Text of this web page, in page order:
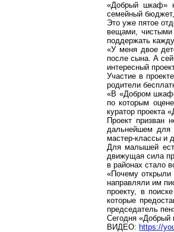
«Добрый шкаф»
семейный
Это уже пятое
вещами, чистыми
поддержать
«У меня двое
после сына. А
интересный
Участие в
родители
«В «Добром
по которым
куратор проекта
Проект призван
дальнейшем для
мастер-классы и
Для малышей
движущая сила
в районах стало
«Почему открыли
направляли им
проекту, в
которые
председатель
Сегодня «Добрый
ВИДЕО: https://